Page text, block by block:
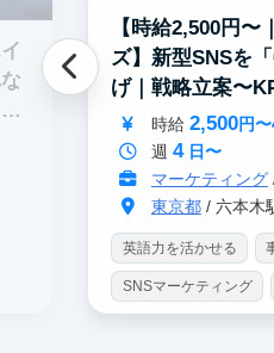
【時給2,500円〜
ズ】新型SNSを
げ｜戦略立案〜
時給 2,500円〜
週 4日〜
マーケティング
東京都/ 六本木
英語力を活かせる
SNSマーケティング